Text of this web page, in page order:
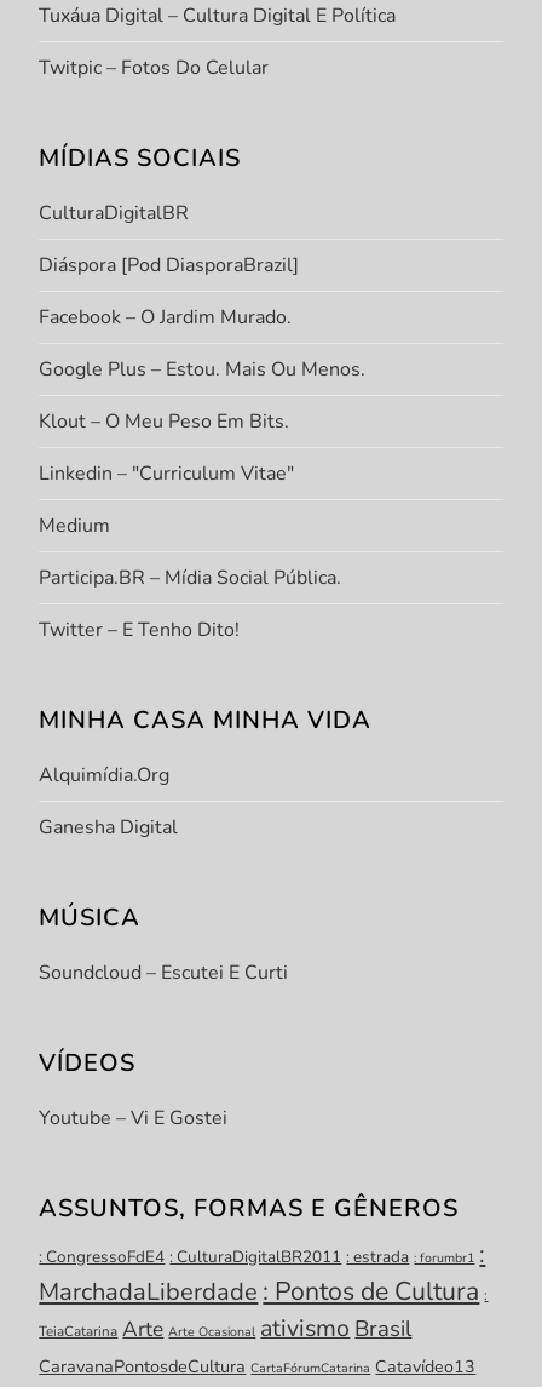
Tuxáua Digital – Cultura Digital E Política
Twitpic – Fotos Do Celular
MÍDIAS SOCIAIS
CulturaDigitalBR
Diáspora [Pod DiasporaBrazil]
Facebook – O Jardim Murado.
Google Plus – Estou. Mais Ou Menos.
Klout – O Meu Peso Em Bits.
Linkedin – "Curriculum Vitae"
Medium
Participa.BR – Mídia Social Pública.
Twitter – E Tenho Dito!
MINHA CASA MINHA VIDA
Alquimídia.org
Ganesha Digital
MÚSICA
Soundcloud – Escutei E Curti
VÍDEOS
Youtube – Vi E Gostei
ASSUNTOS, FORMAS E GÊNEROS
: CongressoFdE4 : CulturaDigitalBR2011 : estrada : forumbr1 :
MarchadaLiberdade : Pontos de Cultura :
TeiaCatarina Arte Arte Ocasional ativismo Brasil
CaravanaPontosdeCultura CartaFórumCatarina Catavídeo13